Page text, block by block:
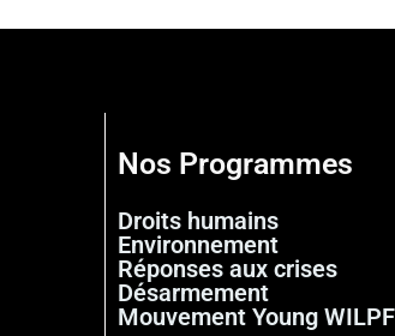
Nos Programmes
Droits humains
Environnement
Réponses aux crises
Désarmement
Mouvement Young WILPF